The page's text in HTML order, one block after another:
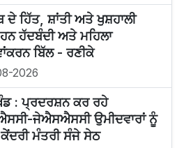
ਦੇ ਹਿੱਤ, ਸ਼ਾਂਤੀ ਅਤੇ ਖੁਸ਼ਹਾਲੀ
ਹੱਦਬੰਦੀ ਅਤੇ ਮਹਿਲਾ
ਬਿੱਲ - ਰਣੀਕੇ
2026
: ਪ੍ਰਦਰਸ਼ਨ ਕਰ ਰਹੇ
ਜੇਐਸਐਸਸੀ ਉਮੀਦਵਾਰਾਂ ਨੂੰ
ਮੰਤਰੀ ਸੰਜੇ ਸੇਠ